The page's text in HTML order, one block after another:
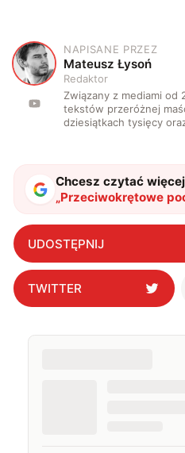
M
NAPISANE PRZEZ
Mateusz Łysoń
Redaktor
Związany z mediami od
tekstów przeróżnej
dziesiątkach tysięcy
Chcesz czytać
„Przeciwokrętowe
Opisujemy lek na
wrogiej marynarki"?
UDOSTĘPNIJ
TWITTER